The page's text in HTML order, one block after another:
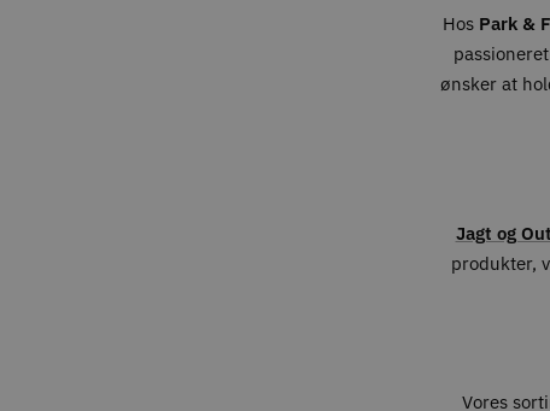
Hos Park &
ønsker at
Jagt og
produkter,
Vores